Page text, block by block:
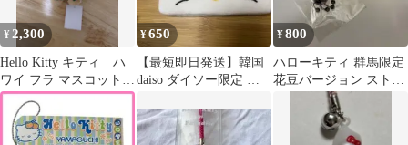
¥ 2,300
Hello Kitty キティ ハ
ワイ フラ マスコット
ぬいぐるみ
¥650
【最短即日発送】韓国
daiso ダイソー限定 キ
¥800
ハローキティ 群馬限定
花豆バージョン ストラ